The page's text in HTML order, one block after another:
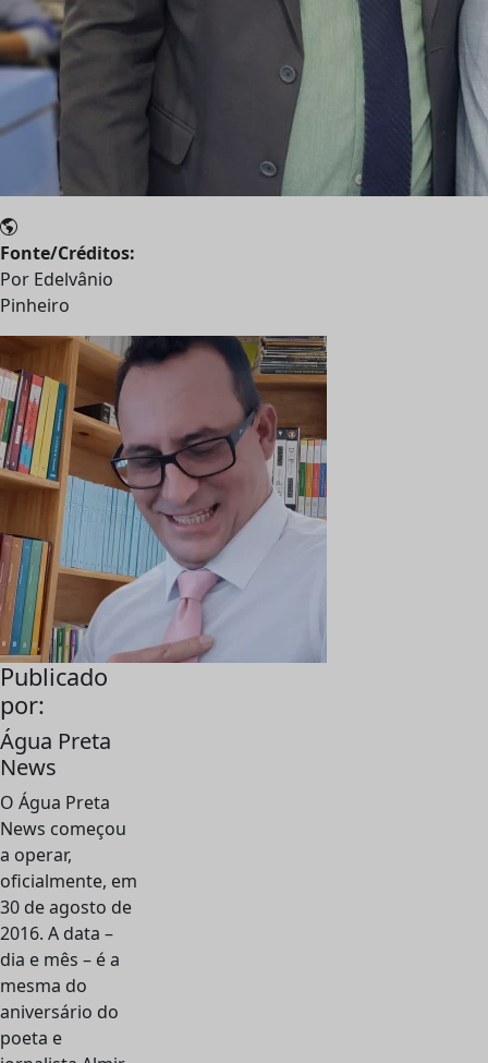
Fonte/Créditos:
Por Edelvânio
Pinheiro
Publicado
por:
Água Preta
News
O Água Preta
News começou
a operar,
oficialmente, em
30 de agosto de
2016. A data –
dia e mês – é a
mesma do
aniversário do
poeta e